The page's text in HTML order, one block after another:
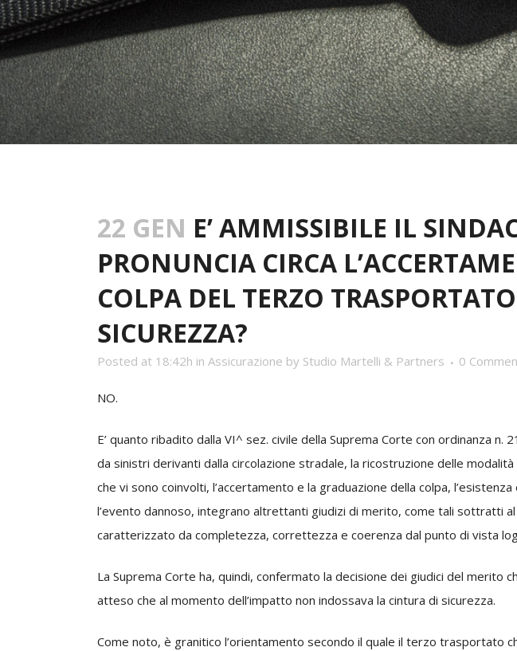
22 GEN E’ AMMISSIBILE IL
PRONUNCIA CIRCA
COLPA DEL TERZO
SICUREZZA?
Posted at 18:42h in Assicurazione by Studio Martelli & Partners 0
NO.
E’ quanto ribadito dalla VI^ sez. civile della Suprema Corte con ordinanza
da sinistri derivanti dalla circolazione stradale, la ricostruzione delle
che vi sono coinvolti, l’accertamento e la graduazione della colpa,
l’evento dannoso, integrano altrettanti giudizi di merito, come tali sottratti
caratterizzato da completezza, correttezza e coerenza dal punto di vista
La Suprema Corte ha, quindi, confermato la decisione dei giudici del
atteso che al momento dell’impatto non indossava la cintura di sicurezza.
Come noto, è granitico l’orientamento secondo il quale il terzo trasportato